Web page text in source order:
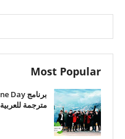
Most Popular
مترجمة للعربية